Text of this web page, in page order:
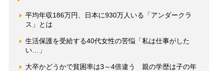
平均年収186万円、日本に930万人いる「アンダークラ
ス」とは
生活保護を受給する40代女性の苦悩「私は仕事がした
い…」
大卒かどうかで貧困率は3～4倍違う 親の学歴は子の年